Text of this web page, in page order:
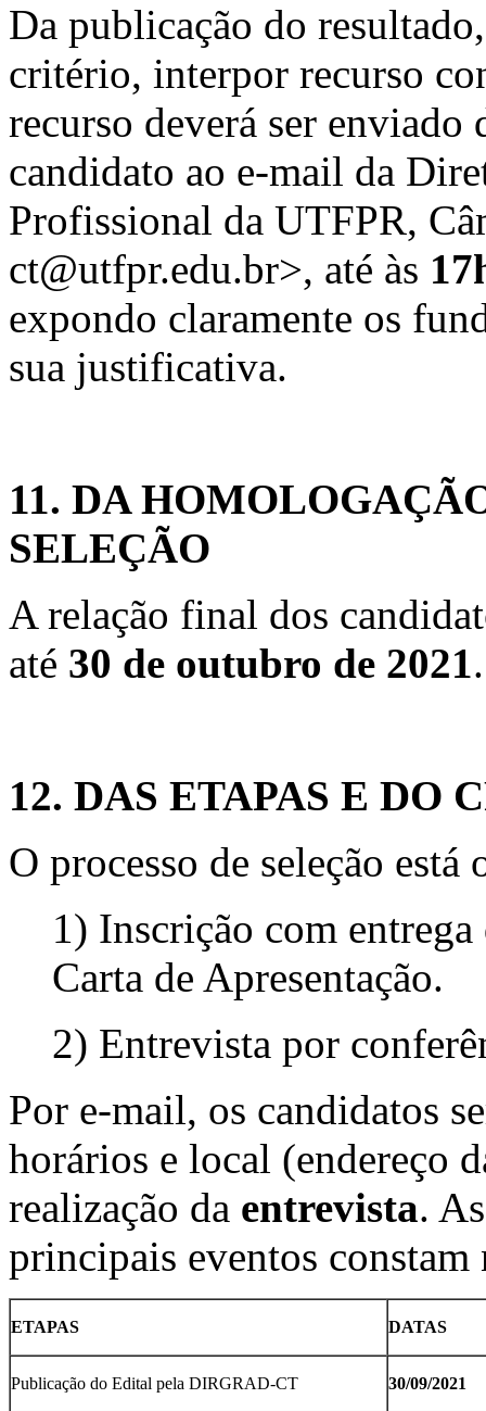
Da publicação do
critério, interpor recurso
recurso deverá ser
candidato ao e-mail da
Profissional da UTFPR,
ct@utfpr.edu.br>, até às
expondo claramente os
sua justificativa.
11. DA
SELEÇÃO
A relação final dos
até 30 de outubro de 2021
12. DAS ETAPAS E DO
O processo de seleção está
1) Inscrição com
Carta de Apresentação.
2) Entrevista por
Por e-mail, os candidatos
horários e local (endereço
realização da entrevista.
principais eventos constam
ETAPAS DATAS
Publicação do Edital pela DIRGRAD-CT 30/09/2021